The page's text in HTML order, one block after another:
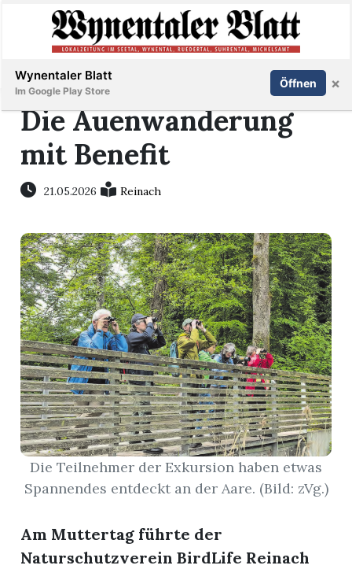
Immobilien
Veranstaltungen
Stellen
E-
Paper
App
Burg
Abonnieren Anmelden
Die Auenwanderung
mit Benefit
21.05.2026 Reinach
Die Teilnehmer der Exkursion haben etwas
Spannendes entdeckt an der Aare. (Bild: zVg.)
Am Muttertag führte der
Naturschutzverein BirdLife Reinach
Wynentaler Blatt
Im Google Play Store
Öffnen ×